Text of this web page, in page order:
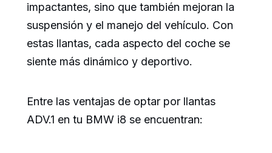
impactantes, sino que también mejoran la
suspensión y el manejo del vehículo. Con
estas llantas, cada aspecto del coche se
siente más dinámico y deportivo.
Entre las ventajas de optar por llantas
ADV.1 en tu BMW i8 se encuentran: